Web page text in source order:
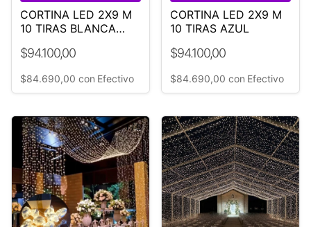
CORTINA LED 2X9 M
10 TIRAS BLANCA
$94.100,00
$84.690,00 con Efectivo
CORTINA LED 2X9 M
10 TIRAS AZUL
$94.100,00
$84.690,00 con Efectivo
1/8